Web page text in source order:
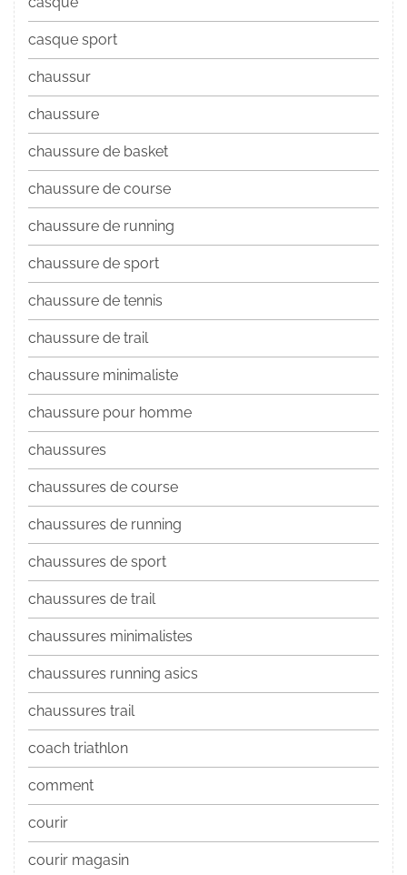
casque sport
chaussur
chaussure
chaussure de basket
chaussure de course
chaussure de running
chaussure de sport
chaussure de tennis
chaussure de trail
chaussure minimaliste
chaussure pour homme
chaussures
chaussures de course
chaussures de running
chaussures de sport
chaussures de trail
chaussures minimalistes
chaussures running asics
chaussures trail
coach triathlon
comment
courir
courir magasin